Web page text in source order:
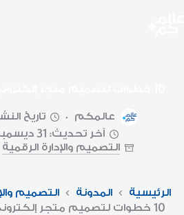
عالمكم
تاريخ النشر: 9
آخر تحديث: 31 ديسمبر 2024
التصميم والإدارة الرقمية
الرئيسية المدونة
التصميم
10 خطوات لتصميم متجر إلكتروني مثالي 2025